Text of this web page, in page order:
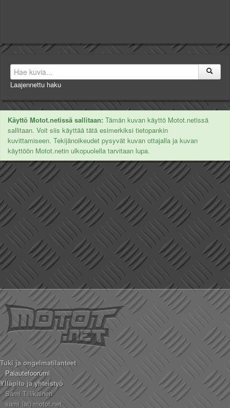
Laajennettu haku
Käyttö Motot.netissä sallitaan: Tämän kuvan käyttö Motot.netissä
sallitaan. Voit siis käyttää tätä esimerkiksi tietopankin
kuvittamiseen. Tekijänoikeudet pysyvät kuvan ottajalla ja kuvan
käyttöön Motot.netin ulkopuolella tarvitaan lupa.
Tuki ja ongelmatilanteet
Palautefoorumi
Ylläpito ja yhteistyö
Sami Tiilikainen
sami (ät) motot.net